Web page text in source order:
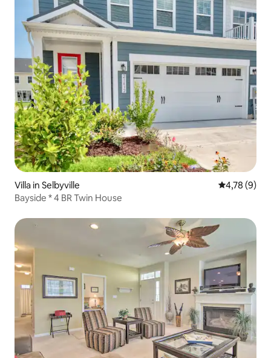
Villa in Selbyville
4,78 (9)
Bayside * 4 BR Twin House